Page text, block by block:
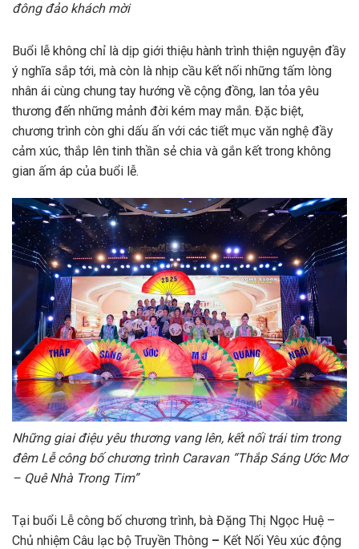
đông đảo khách mời
Buổi lễ không chỉ là dịp giới thiệu hành trình thiện nguyện đầy
ý nghĩa sắp tới, mà còn là nhịp cầu kết nối những tấm lòng
nhân ái cùng chung tay hướng về cộng đồng, lan tỏa yêu
thương đến những mảnh đời kém may mắn. Đặc biệt,
chương trình còn ghi dấu ấn với các tiết mục văn nghệ đầy
cảm xúc, thắp lên tinh thần sẻ chia và gắn kết trong không
gian ấm áp của buổi lễ.
Những giai điệu yêu thương vang lên, kết nối trái tim trong
đêm Lễ công bố chương trình Caravan “Thắp Sáng Ước Mơ
– Quê Nhà Trong Tim”
Tại buổi Lễ công bố chương trình, bà Đặng Thị Ngọc Huệ –
Chủ nhiệm Câu lạc bộ Truyền Thông – Kết Nối Yêu xúc động